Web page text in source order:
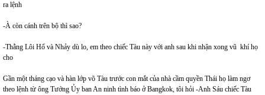
ra lệnh
-À còn cánh trên bộ thì sao?
-Thằng Lôi Hổ và Nhảy dù lo, em theo chiếc Tàu này với anh sau khi nhận xong vũ khí họ
cho
Gần một tháng cạo và hàn lớp võ Tàu trước con mắt của nhà cầm quyền Thái họ làm ngơ
theo lệnh từ ông Tướng Ủy ban An ninh tình báo ở Bangkok, tôi hỏi -Anh Sáu chiếc Tàu